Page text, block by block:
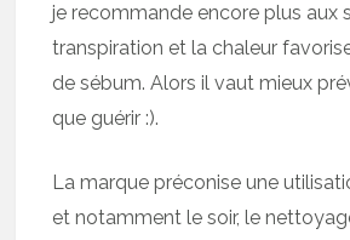
je recommande encore plus aux
transpiration et la chaleur
de sébum. Alors il vaut mieux
que guérir :).
La marque préconise une
et notamment le soir, le